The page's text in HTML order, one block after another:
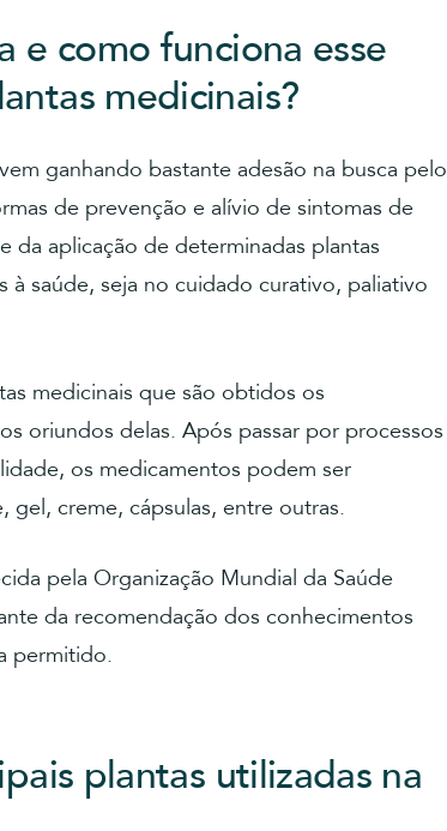
e como funciona esse
medicinais?
ganhando bastante adesão na busca pelo
de prevenção e alívio de sintomas de
da aplicação de determinadas plantas
à saúde, seja no cuidado curativo, paliativo
medicinais que são obtidos os
oriundos delas. Após passar por processos
os medicamentos podem ser
gel, creme, cápsulas, entre outras.
pela Organização Mundial da Saúde
da recomendação dos conhecimentos
permitido.
plantas utilizadas na